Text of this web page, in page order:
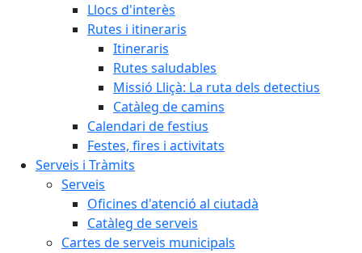
Llocs d'interès
Rutes i itineraris
Itineraris
Rutes saludables
Missió Lliçà: La ruta dels detectius
Catàleg de camins
Calendari de festius
Festes, fires i activitats
Serveis i Tràmits
Serveis
Oficines d'atenció al ciutadà
Catàleg de serveis
Cartes de serveis municipals